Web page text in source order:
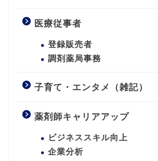
医療従事者
登録販売者
調剤薬局事務
子育て・エンタメ（雑記）
薬剤師キャリアアップ
ビジネススキル向上
企業分析